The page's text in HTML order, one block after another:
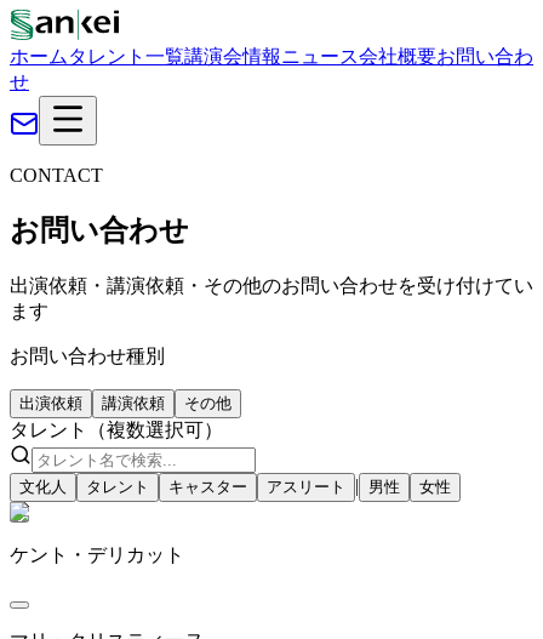
ホーム タレント一覧講演会情報ニュース会社概要お問い合わ
せ
CONTACT
お問い合わせ
出演依頼・講演依頼・その他のお問い合わせを受け付けてい
ます
お問い合わせ種別
出演依頼 講演依頼 その他
タレント（複数選択可）
文化人 タレント キャスター アスリート | 男性 女性
ケント・デリカット